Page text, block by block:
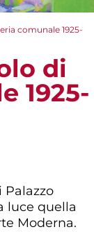
comunale 1925-
di
1925-
Palazzo
luce quella
Moderna.